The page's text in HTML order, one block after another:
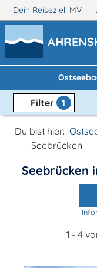
Dein Reiseziel: MV
Filter 1
Du bist hier:
Seebrücken
Seebrücken
1 - 4